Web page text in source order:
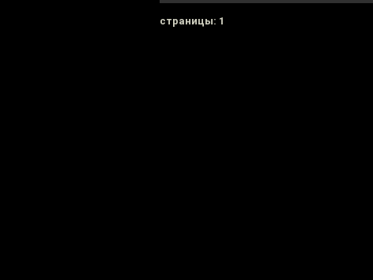
cтраницы: 1